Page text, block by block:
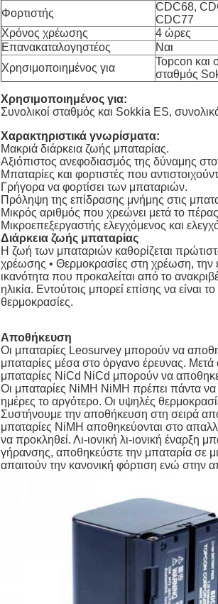
Φορτιστής
CDC68,
CDC77
Χρόνος χρέωσης
4 ώρες
Επανακαταλογηστέος
Ναι
Χρησιμοποιημένος για
Topcon και
σταθμός
Χρησιμοποιημένος για:
Συνολικοί σταθμός και Sokkia ES,
Χαρακτηριστικά γνωρίσματα:
Μακριά διάρκεια ζωής μπαταρίας.
Αξιόπιστος ανεφοδιασμός της δύναμης
Μπαταρίες και φορτιστές που
Γρήγορα να φορτίσει των μπαταριών.
Πρόληψη της επίδρασης μνήμης στις
Μικρός αριθμός που χρεώνει μετά το
Μικροεπεξεργαστής ελεγχόμενος και
Διάρκεια ζωής μπαταρίας
Η ζωή των μπαταριών καθορίζεται
χρέωσης • Θερμοκρασίες στη χρέωση, την
ικανότητα που προκαλείται από το
ηλικία. Εντούτοις μπορεί επίσης να
θερμοκρασίες.
Αποθήκευση
Οι μπαταρίες Leosurvey μπορούν να
μπαταρίες μέσα στο όργανο έρευνας.
μπαταρίες NiCd NiCd μπορούν να
Οι μπαταρίες NiMH NiMH πρέπει πάντα
ημέρες το αργότερο. Οι υψηλές
Συστήνουμε την αποθήκευση στη σειρά
μπαταρίες NiMH αποθηκεύονται στο
να προκληθεί. Λι-ιονική λι-ιονική έναρξη
γήρανσης, αποθηκεύστε την μπαταρία σε
απαιτούν την κανονική φόρτιση ενώ στην